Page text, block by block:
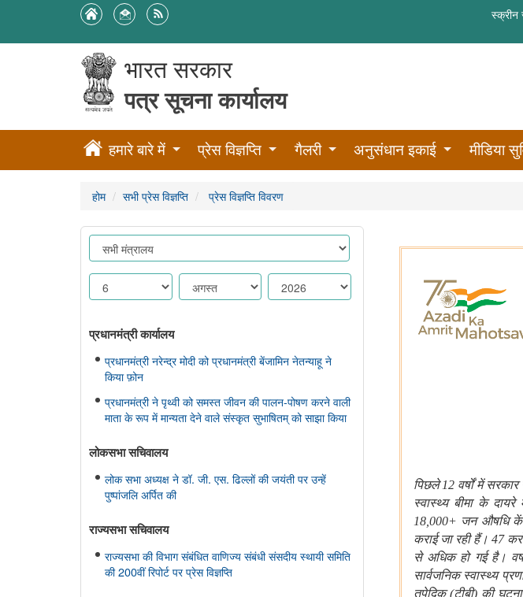
स्क्रीन
भारत सरकार
पत्र सूचना कार्यालय
हमारे बारे में प्रेस विज्ञप्ति गैलरी अनुसंधान इकाई मीडिया
होम सभी प्रेस विज्ञप्ति प्रेस विज्ञप्ति विवरण
प्रधानमंत्री कार्यालय
प्रधानमंत्री नरेन्द्र मोदी को प्रधानमंत्री बेंजामिन नेतन्याहू ने
किया फ़ोन
प्रधानमंत्री ने पृथ्वी को समस्त जीवन की पालन-पोषण करने वाली
माता के रूप में मान्यता देने वाले संस्कृत सुभाषितम् को साझा किया
लोकसभा सचिवालय
लोक सभा अध्यक्ष ने डॉ. जी. एस. ढिल्लों की जयंती पर उन्हें
पुष्पांजलि अर्पित की
राज्यसभा सचिवालय
राज्यसभा की विभाग संबंधित वाणिज्य संबंधी संसदीय स्थायी समिति
की 200वीं रिपोर्ट पर प्रेस विज्ञप्ति